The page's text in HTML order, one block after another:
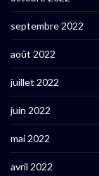
septembre 2022
août 2022
juillet 2022
juin 2022
mai 2022
avril 2022